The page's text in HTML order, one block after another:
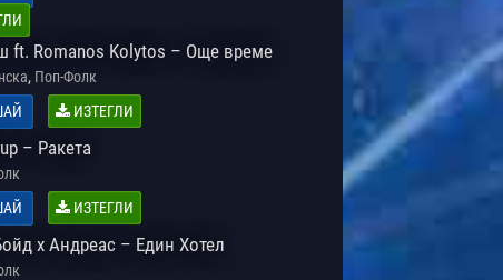
ft. Romanos Kolytos – Още време
, Поп-Фолк
ИЗТЕГЛИ
– Ракета
ИЗТЕГЛИ
х Андреас – Един Хотел